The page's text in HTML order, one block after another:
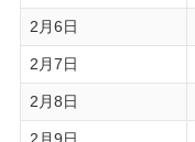
2月6日
2月7日
2月8日